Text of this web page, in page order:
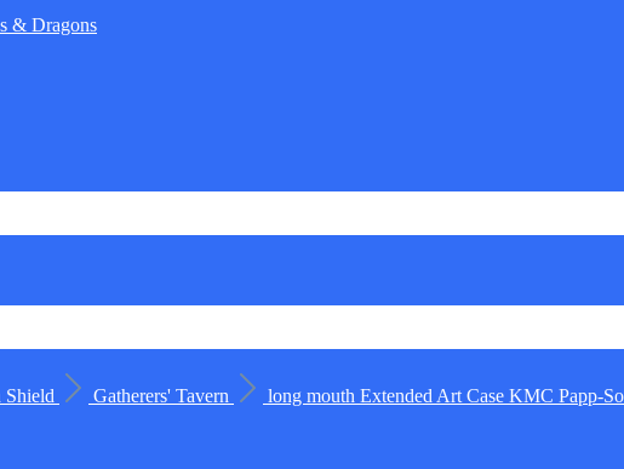
& Dragons
Shield Gatherers' Tavern long mouth Extended Art Case KMC Papp-